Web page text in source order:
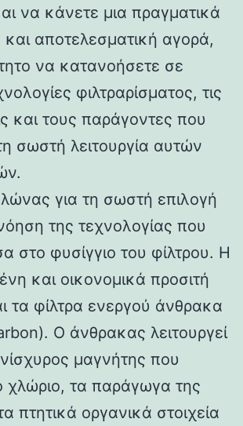
να κάνετε μια πραγματικά
αποτελεσματική αγορά,
να κατανοήσετε σε
φιλτραρίσματος, τις
και τους παράγοντες που
σωστή λειτουργία αυτών
για τη σωστή επιλογή
της τεχνολογίας που
στο φυσίγγιο του φίλτρου. Η
και οικονομικά προσιτή
τα φίλτρα ενεργού άνθρακα
Ο άνθρακας λειτουργεί
μαγνήτης που
τα παράγωγα της
πτητικά οργανικά στοιχεία